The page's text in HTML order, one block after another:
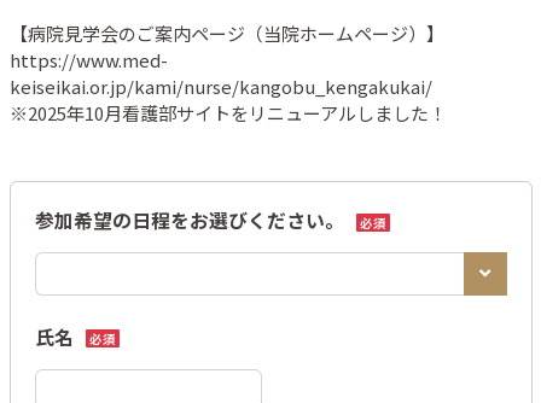
【病院見学会のご案内ページ（当院ホームページ）】
https://www.med-
keiseikai.or.jp/kami/nurse/kangobu_kengakukai/
※2025年10月看護部サイトをリニューアルしました！
参加希望の日程をお選びください。 必須
氏名 必須